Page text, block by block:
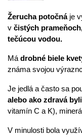
Žerucha potočnáje
v čistých
tečúcou vodou.
Má drobné biele
známa svojou
Je jedlá a často sa
alebo ako zdravá
vitamín C a K),
V minulosti bola